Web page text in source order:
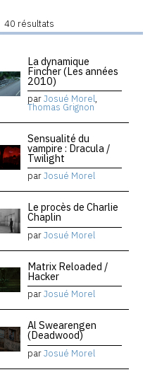
40 résultats
La dynamique
Fincher (Les années
2010)
parJosué Morel,
Thomas Grignon
Sensualité du
vampire : Dracula /
Twilight
parJosué Morel
Le procès de Charlie
Chaplin
parJosué Morel
Matrix Reloaded /
Hacker
parJosué Morel
Al Swearengen
(Deadwood)
parJosué Morel